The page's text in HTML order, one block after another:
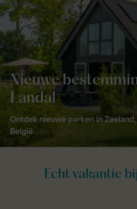
Nieuwe
Landal
Ontdek nieuwe parken in
België